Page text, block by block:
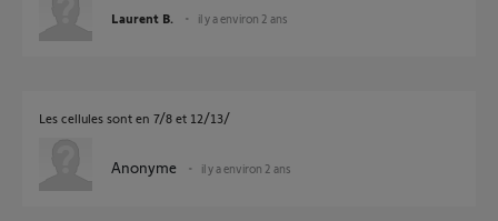
Laurent B. il y a environ 2 ans
Les cellules sont en 7/8 et 12/13/
Anonyme il y a environ 2 ans